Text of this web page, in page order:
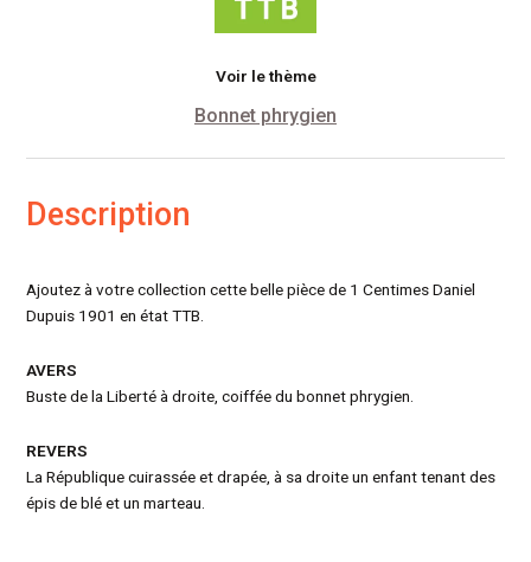
Voir le thème
Bonnet phrygien
Description
Ajoutez à votre collection cette belle pièce de 1 Centimes Daniel
Dupuis 1901 en état TTB.
AVERS
Buste de la Liberté à droite, coiffée du bonnet phrygien.
REVERS
La République cuirassée et drapée, à sa droite un enfant tenant des
épis de blé et un marteau.